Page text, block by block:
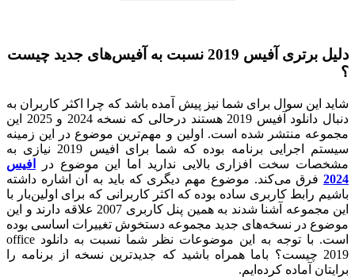
دلیل برتری آفیس 2019 نسبت به آفیس‌های جدید چیست
؟
شاید این سوال برای شما نیز پیش آمده باشد که چرا اکثر کاربران به
دنبال دانلود آفیس 2019 هستند درحالی که نسخه 2024 و 2025 این
مجموعه منتشر شده است. اولین و مهم‌ترین موضوع در این زمینه
سیستم اجرایی برنامه بوده که شما برای افیس 2019 نیازی به
مشخصات سخت افزاری بالایی ندارید اما این موضوع در
افیس
2024 فرق می‌کند. موضوع مهم دیگری که باید به آن اشاره داشته
باشیم رابط کاربری ساده بوده که اکثر کاربرانی که برای اولین‌بار با
این مجموعه آشنا شدند به همین پنل کاربری 2007 علاقه دارند و این
موضوع در نسخه‌های جدید مجموعه دستخوش تغییرات اساسی بوده
است. با توجه به این موضوعات نظر شما نسبت به
دانلود office
2019 چیست؟ باما همراه باشید که جدیدترین نسخه از برنامه را
برایتان آماده کرده‌ایم.